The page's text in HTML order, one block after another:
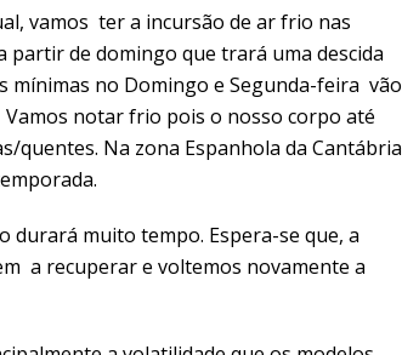
vamos ter a incursão de ar frio nas
partir de domingo que trará uma descida
no Domingo e Segunda-feira vão
notar frio pois o nosso corpo até
quentes. Na zona Espanhola da Cantábria
durará muito tempo. Espera-se que, a
a recuperar e voltemos novamente a